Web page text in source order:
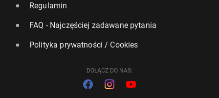
Regulamin
FAQ - Najczęściej zadawane pytania
Polityka prywatności / Cookies
DOŁĄCZ DO NAS: